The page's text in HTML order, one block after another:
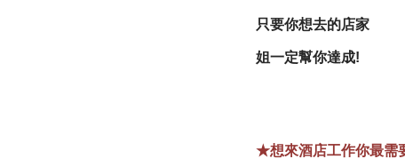
只要你想去的店家
姐一定幫你達成!
★想來酒店工作你最需